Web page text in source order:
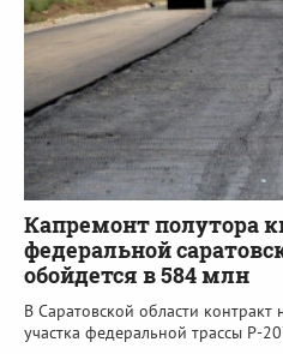
Капремонт полутора
федеральной
обойдется в 584 млн
В Саратовской области
участка федеральной трассы Р-